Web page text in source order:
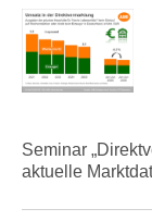
Seminar
aktuelle